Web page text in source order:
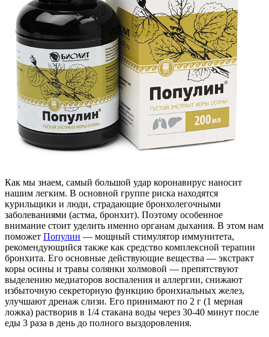
Как мы знаем, самый большой удар коронавирус наносит
нашим легким. В основной группе риска находятся
курильщики и люди, страдающие бронхолегочными
заболеваниями (астма, бронхит). Поэтому особенное
внимание стоит уделить именно органам дыхания. В этом нам
поможет Популин — мощный стимулятор иммунитета,
рекомендующийся также как средство комплексной терапии
бронхита. Его основные действующие вещества — экстракт
коры осины и травы солянки холмовой — препятствуют
выделению медиаторов воспаления и аллергии, снижают
избыточную секреторную функцию бронхиальных желез,
улучшают дренаж слизи. Его принимают по 2 г (1 мерная
ложка) растворив в 1/4 стакана воды через 30-40 минут после
еды 3 раза в день до полного выздоровления.